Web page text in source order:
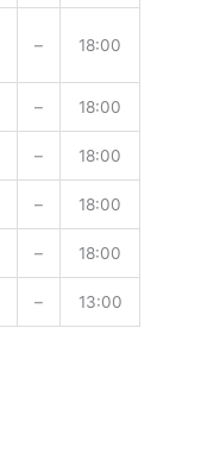
– 18:00
– 18:00
– 18:00
– 18:00
– 18:00
– 13:00